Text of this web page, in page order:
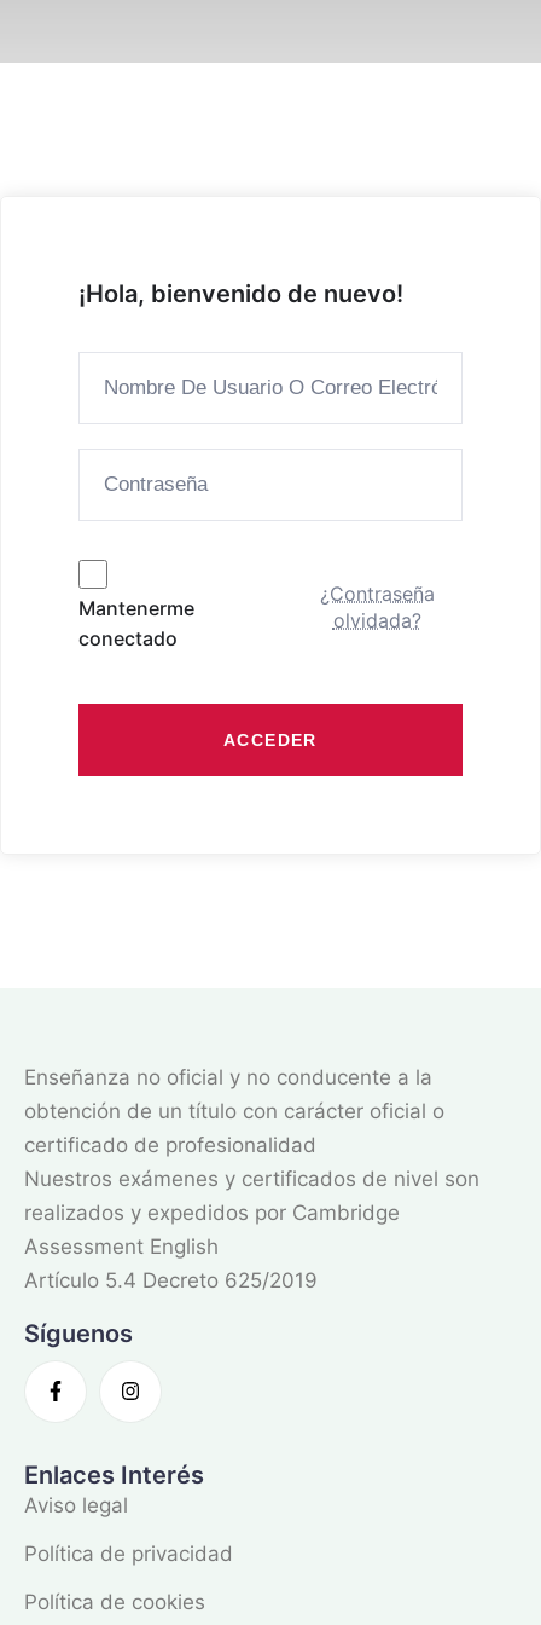
¡Hola, bienvenido de nuevo!
Mantenerme
conectado
¿Contraseña
olvidada?
ACCEDER
Enseñanza no oficial y no conducente a la
obtención de un título con carácter oficial o
certificado de profesionalidad
Nuestros exámenes y certificados de nivel son
realizados y expedidos por Cambridge
Assessment English
Artículo 5.4 Decreto 625/2019
Síguenos
Enlaces Interés
Aviso legal
Política de privacidad
Política de cookies